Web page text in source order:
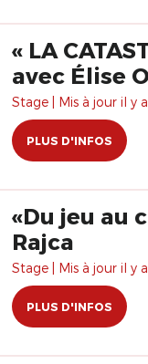
Tétard
« LA
avec Élise
Stage | Mis à jour il y
PLUS D'INFOS
«Du jeu au
Rajca
Stage | Mis à jour il y
PLUS D'INFOS